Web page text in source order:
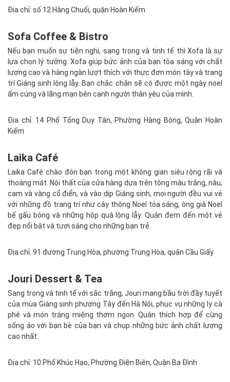
Địa chỉ: số 12 Hàng Chuối, quận Hoàn Kiếm
Sofa Coffee & Bistro
Nếu bạn muốn sự tiện nghi, sang trọng và tinh tế thì Xofa là sự
lựa chọn lý tưởng. Xofa giúp bức ảnh của bạn tỏa sáng với chất
lượng cao và hàng ngàn lượt thích với thực đơn món tây và trang
trí Giáng sinh lộng lẫy. Bạn chắc chắn sẽ có được một ngày noel
ấm cúng và lãng mạn bên cạnh người thân yêu của mình.
Địa chỉ: 14 Phố Tống Duy Tân, Phường Hàng Bông, Quận Hoàn
Kiếm
Laika Café
Laika Café chào đón bạn trong một không gian siêu rộng rãi và
thoáng mát. Nội thất của cửa hàng dựa trên tông màu trắng, nâu,
cam và vàng cổ điển, và vào dịp Giáng sinh, mọi người đều vui vẻ
với những đồ trang trí như cây thông Noel tỏa sáng, ông già Noel
bế gấu bông và những hộp quà lộng lẫy. Quán đem đến một vẻ
đẹp nổi bật và tươi sáng cho những bạn trẻ.
Địa chỉ: 91 đường Trung Hòa, phường Trung Hòa, quận Cầu Giấy
Jouri Dessert & Tea
Sang trọng và tinh tế với sắc trắng, Jouri mang bầu trời đầy tuyết
của mùa Giáng sinh phương Tây đến Hà Nội, phục vụ những ly cà
phê và món tráng miệng thơm ngon. Quán thích hợp để cùng
sống ảo với bạn bè của bạn và chụp những bức ảnh chất lượng
cao nhất.
Địa chỉ: 10 Phố Khúc Hạo, Phường Điện Biên, Quận Ba Đình